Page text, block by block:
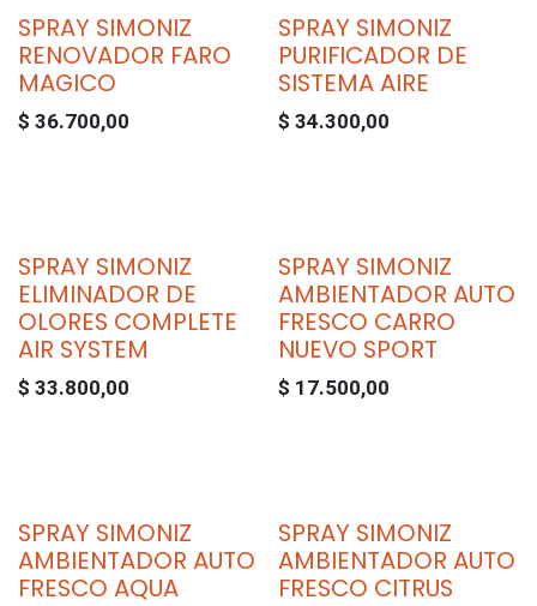
SPRAY SIMONIZ
RENOVADOR FARO
MAGICO
$ 36.700,00
SPRAY SIMONIZ
PURIFICADOR DE
SISTEMA AIRE
$ 34.300,00
SPRAY SIMONIZ
ELIMINADOR DE
OLORES COMPLETE
AIR SYSTEM
$ 33.800,00
SPRAY SIMONIZ
AMBIENTADOR AUTO
FRESCO CARRO
NUEVO SPORT
$ 17.500,00
SPRAY SIMONIZ
AMBIENTADOR AUTO
FRESCO AQUA
SPRAY SIMONIZ
AMBIENTADOR AUTO
FRESCO CITRUS